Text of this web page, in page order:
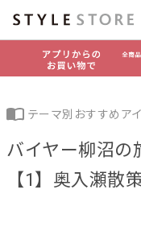
テーマ別おすすめア
バイヤー柳沼の
【1】奥入瀬散